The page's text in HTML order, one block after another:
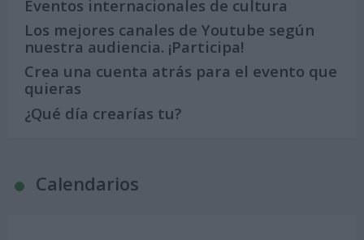
Eventos internacionales de cultura
Los mejores canales de Youtube según
nuestra audiencia. ¡Participa!
Crea una cuenta atrás para el evento que
quieras
¿Qué día crearías tu?
Calendarios